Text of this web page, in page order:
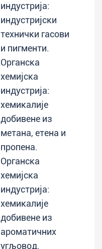
индустрија:
индустријски
технички гасови
и пигменти.
Органска
хемијска
индустрија:
хемикалије
добивене из
метана, етeна и
прoпeна.
Органска
хемијска
индустрија:
хемикалије
добивене из
ароматичних
угљовод.